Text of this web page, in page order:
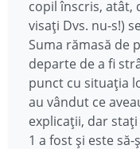
copil înscris, atât,
visați Dvs. nu-s!)
Suma rămasă de
departe de a fi
punct cu situația
au vândut ce
explicații, dar
1 a fost și este